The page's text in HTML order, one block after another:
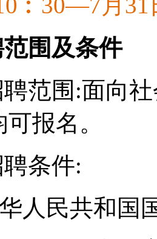
围及条件
聘范围:面向
报名。
聘条件:
人民共和国